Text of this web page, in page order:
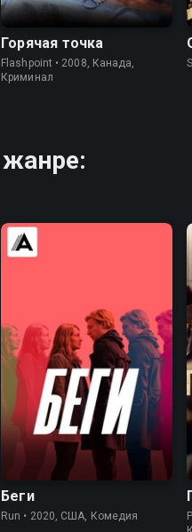
Горячая точка
Flashpoint • 2008, Канада,
Криминал
6.5 6.2
Беги
Run • 2020, США, Комедия